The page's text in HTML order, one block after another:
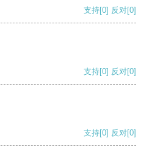
支持[0] 反对[0]
支持[0] 反对[0]
支持[0] 反对[0]